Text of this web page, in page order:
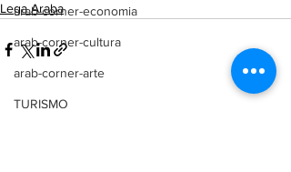
arab-corner-economia
arab-corner-cultura
arab-corner-arte
TURISMO
Lega Araba